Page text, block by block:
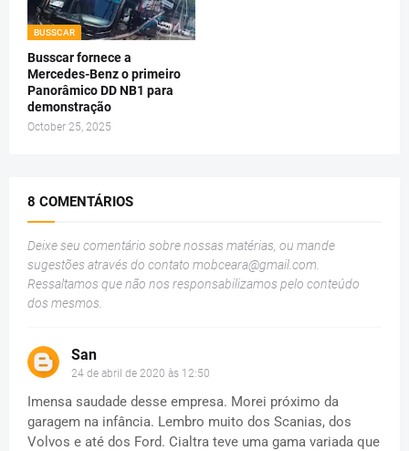
BUSSCAR
Busscar fornece a
Mercedes-Benz o primeiro
Panorâmico DD NB1 para
demonstração
October 25, 2025
8 COMENTÁRIOS
Deixe seu comentário sobre nossas matérias, ou mande
sugestões através do contato mobceara@gmail.com
Ressaltamos que não nos responsabilizamos pelo conteúdo
dos mesmos.
San
24 de abril de 2020 às 12:50
Imensa saudade desse empresa. Morei próximo da
garagem na infância. Lembro muito dos Scanias, dos
Volvos e até dos Ford. Cialtra teve uma gama variada que